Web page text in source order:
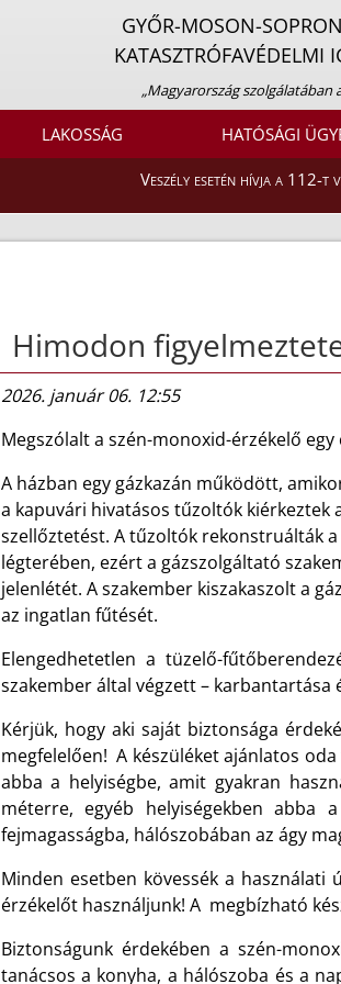
GYŐR-MOSON-
KATASZTRÓFAVÉDELMI
„Magyarország szolgálatában
LAKOSSÁG HATÓSÁGI
Veszély esetén hívja a 112-t
Himodon
2026. január 06. 12:55
Megszólalt a szén-monoxid-érzékelő
A házban egy gázkazán működött,
a kapuvári hivatásos tűzoltók kiérkeztek
szellőztetést. A tűzoltók rekonstruálták
légterében, ezért a gázszolgáltató
jelenlétét. A szakember kiszakaszolt a
az ingatlan fűtését.
Elengedhetetlen a tüzelő-
szakember által végzett – karbantartása
Kérjük, hogy aki saját biztonsága
megfelelően! A készüléket ajánlatos
abba a helyiségbe, amit gyakran
méterre, egyéb helyiségekben abba
fejmagasságba, hálószobában az ágy
Minden esetben kövessék a
érzékelőt használjunk! A megbízható
Biztonságunk érdekében a szén-
tanácsos a konyha, a hálószoba és a